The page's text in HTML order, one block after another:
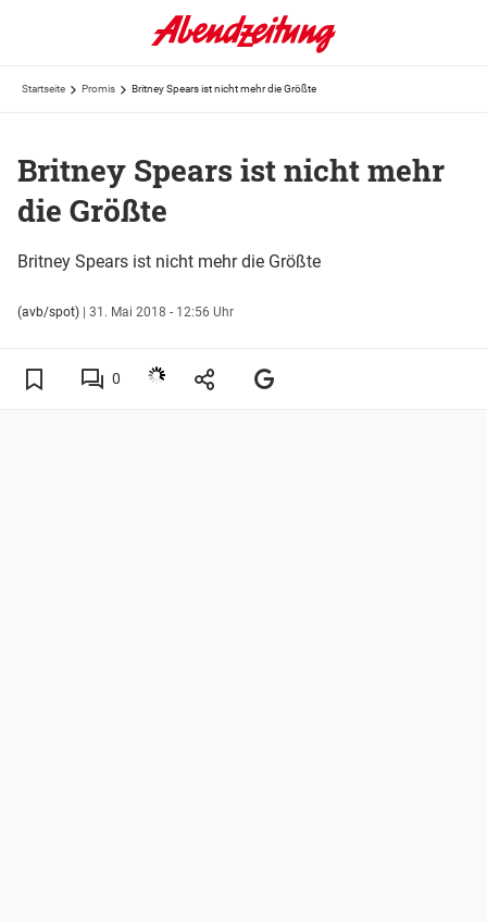
Startseite Promis Britney Spears ist nicht mehr die Größte
Britney Spears ist nicht mehr
die Größte
Britney Spears ist nicht mehr die Größte
(avb/spot) | 31. Mai 2018 - 12:56 Uhr
0